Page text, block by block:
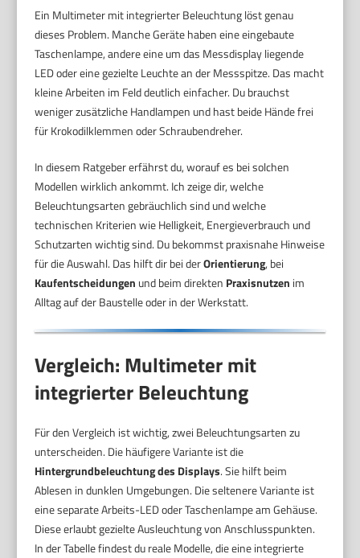
Ein Multimeter mit integrierter Beleuchtung löst genau
dieses Problem. Manche Geräte haben eine eingebaute
Taschenlampe, andere eine um das Messdisplay liegende
LED oder eine gezielte Leuchte an der Messspitze. Das macht
kleine Arbeiten im Feld deutlich einfacher. Du brauchst
weniger zusätzliche Handlampen und hast beide Hände frei
für Krokodilklemmen oder Schraubendreher.
In diesem Ratgeber erfährst du, worauf es bei solchen
Modellen wirklich ankommt. Ich zeige dir, welche
Beleuchtungsarten gebräuchlich sind und welche
technischen Kriterien wie Helligkeit, Energieverbrauch und
Schutzarten wichtig sind. Du bekommst praxisnahe Hinweise
für die Auswahl. Das hilft dir bei derOrientierung, bei
Kaufentscheidungen und beim direkten Praxisnutzen im
Alltag auf der Baustelle oder in der Werkstatt.
Vergleich: Multimeter mit
integrierter Beleuchtung
Für den Vergleich ist wichtig, zwei Beleuchtungsarten zu
unterscheiden. Die häufigere Variante ist die
Hintergrundbeleuchtung des Displays. Sie hilft beim
Ablesen in dunklen Umgebungen. Die seltenere Variante ist
eine separate Arbeits-LED oder Taschenlampe am Gehäuse.
Diese erlaubt gezielte Ausleuchtung von Anschlusspunkten.
In der Tabelle findest du reale Modelle, die eine integrierte